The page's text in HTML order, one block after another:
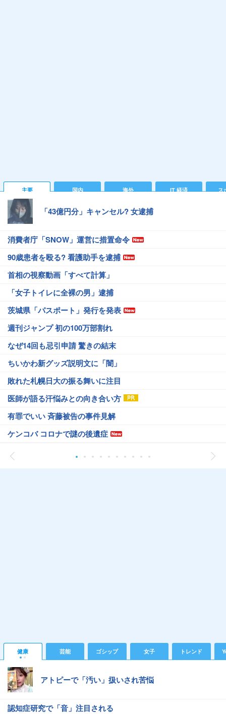
主要 国内 海外 IT 経済 ス
「43億円分」キャンセル? 女逮捕
消費者庁「SNOW」運営に措置命令
90歳患者を殴る? 看護助手を逮捕
首相の視察動画「すべて計算」
「女子トイレに全裸の男」逮捕
茨城県「パスポート」発行を発表
週刊ジャンプ 初の100万部割れ
なぜ14回も忌引申請 驚きの結末
ちいかわ新グッズ説明文に「闇」
敗れた札幌日大の振る舞いに注目
医師が語る汗悩みとの向き合い方
有罪でいい 斉藤被告の事件見解
ケンコバ コロナで謎の後遺症
健康 芸能 ゴシップ 女子 トレンド
アトピーで「汚い」扱いされ苦悩
認知症研究で「音」注目される